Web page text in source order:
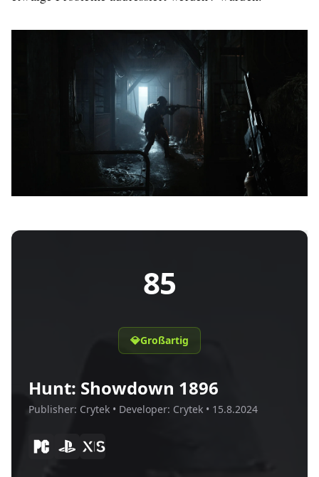
85
💎Großartig
Hunt: Showdown 1896
Publisher: Crytek • Developer: Crytek • 15.8.2024